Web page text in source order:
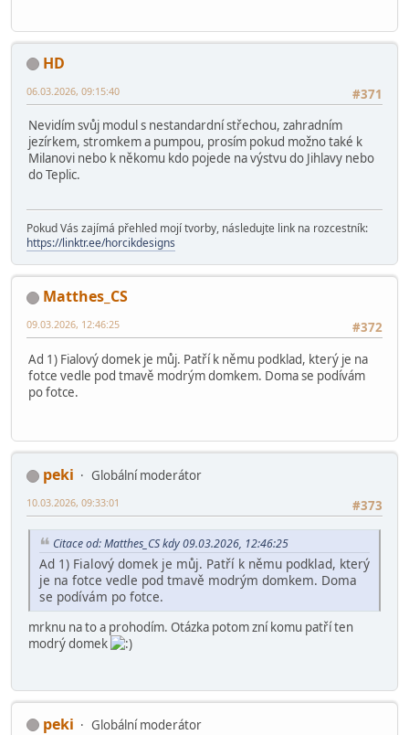
HD
#371
06.03.2026, 09:15:40
Nevidím svůj modul s nestandardní střechou, zahradním
jezírkem, stromkem a pumpou, prosím pokud možno také k
Milanovi nebo k někomu kdo pojede na výstvu do Jihlavy nebo
do Teplic.
Pokud Vás zajímá přehled mojí tvorby, následujte link na rozcestník:
https://linktr.ee/horcikdesigns
Matthes_CS
#372
09.03.2026, 12:46:25
Ad 1) Fialový domek je můj. Patří k němu podklad, který je na
fotce vedle pod tmavě modrým domkem. Doma se podívám
po fotce.
peki
Globální moderátor
#373
10.03.2026, 09:33:01
Citace od: Matthes_CS kdy 09.03.2026, 12:46:25
Ad 1) Fialový domek je můj. Patří k němu podklad, který
je na fotce vedle pod tmavě modrým domkem. Doma
se podívám po fotce.
mrknu na to a prohodím. Otázka potom zní komu patří ten
modrý domek
peki
Globální moderátor